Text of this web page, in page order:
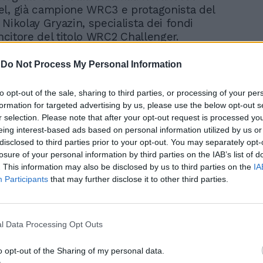
Do Not Process My Personal Information
opt-out of the sale, sharing to third parties, or processing of your
for targeted advertising by us, please use the below opt-out
selection. Please note that after your opt-out request is processed
interest-based ads based on personal information utilized by us
to third parties prior to your opt-out. You may separately
of your personal information by third parties on the IAB’s list of
This information may also be disclosed by us to third parties on the
Participants that may further disclose it to other third parties.
Data Processing Opt Outs
opt-out of the Sharing of my personal data.
già campione WRC3 e protagonista del
Gryazin, specialista dei fondi
del titolo WRC2 Challenger.
Europeo Rally (ERC). In questa
emergente che ha il compito di
Rally2 HF Integrale al vertice delle
In pista con la gamma